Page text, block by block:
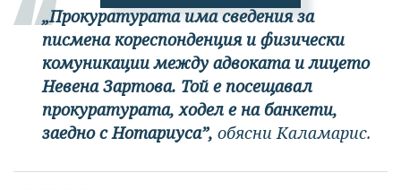
„Прокуратурата има сведения за
писмена кореспонденция и физически
комуникации между адвоката и лицето
Невена Зартова. Той е посещавал
прокуратурата, ходел е на банкети,
заедно с Нотариуса”, обясни Каламарис.